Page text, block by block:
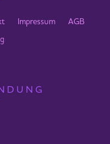
Uhr | 15 €
Impressum
AGB